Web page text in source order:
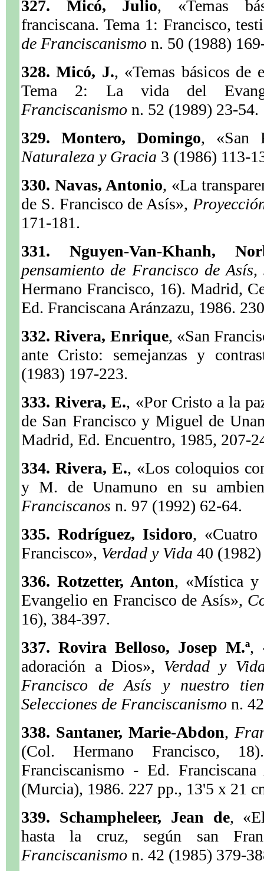
327. Micó, Julio, «Temas
franciscana. Tema 1: Francisco,
de Franciscanismo n. 50 (1988)
328. Micó, J., «Temas básicos de
Tema 2: La vida del
Franciscanismo n. 52 (1989) 23-54.
329. Montero, Domingo, «San
Naturaleza y Gracia 3 (1986) 113-
330. Navas, Antonio, «La
de S. Francisco de Asís»,
171-181.
331. Nguyen-Van-Khanh,
pensamiento de Francisco de
Hermano Francisco, 16). Madrid,
Ed. Franciscana Aránzazu, 1986.
332. Rivera, Enrique, «San
ante Cristo: semejanzas y
(1983) 197-223.
333. Rivera, E., «Por Cristo a la
de San Francisco y Miguel de
Madrid, Ed. Encuentro, 1985, 207-
334. Rivera, E., «Los coloquios
y M. de Unamuno en su
Franciscanos n. 97 (1992) 62-64.
335. Rodríguez, Isidoro, «Cuatro
Francisco», Verdad y Vida 40
336. Rotzetter, Anton, «Mística y
Evangelio en Francisco de Asís»,
16), 384-397.
337. Rovira Belloso, Josep M.ª,
adoración a Dios», Verdad y
Francisco de Asís y nuestro
Selecciones de Franciscanismo n.
338. Santaner, Marie-Abdon,
(Col. Hermano Francisco,
Franciscanismo - Ed.
(Murcia), 1986. 227 pp., 13'5 x 21
339. Schampheleer, Jean de,
hasta la cruz, según san
Franciscanismo n. 42 (1985) 379-